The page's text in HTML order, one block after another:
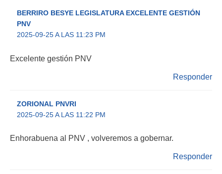
BERRIRO BESYE LEGISLATURA EXCELENTE GESTIÓN
PNV
2025-09-25 A LAS 11:23 PM
Excelente gestión PNV
Responder
ZORIONAL PNVRI
2025-09-25 A LAS 11:22 PM
Enhorabuena al PNV , volveremos a gobernar.
Responder